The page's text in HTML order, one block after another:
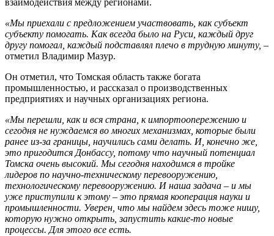
взаимодействия между регионами.
«Мы приехали с предложением участвовать, как субъект
субъекту помогать. Как всегда было на Руси, каждый друг
другу помогал, каждый подставлял плечо в трудную минуту, –
отметил Владимир Мазур.
Он отметил, что Томская область также богата
промышленностью, и рассказал о производственных
предприятиях и научных организациях региона.
«Мы перешли, как и вся страна, к импортоопережению и
сегодня не нуждаемся во многих механизмах, которые были
ранее из-за границы, научились сами делать. И, конечно же,
это пригодится Донбассу, потому что научный потенциал
Томска очень высокий. Мы сегодня находимся в тройке
лидеров по научно-техническому перевооружению,
технологическому перевооружению. И наша задача – и мы
уже приступили к этому – это прямая кооперация науки и
промышленности. Уверен, что мы найдем здесь тоже нишу,
которую нужно открыть, запустить какие-то новые
процессы. Для этого все есть.